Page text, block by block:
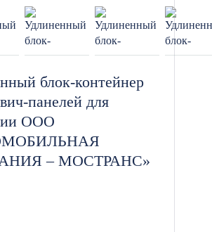
блок-контейнер
панелей для
ООО
– МОСТРАНС»